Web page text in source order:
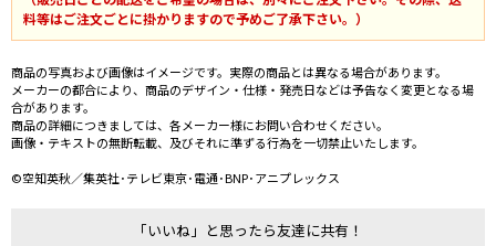
料等はご注文ごとに掛かりますので予めご了承下さい。）
商品の写真および画像はイメージです。実際の商品とは異なる場合があります。
メーカーの都合により、商品のデザイン・仕様・発売日などは予告なく変更となる場
合があります。
商品の詳細につきましては、各メーカー様にお問い合わせください。
画像・テキストの無断転載、及びそれに準ずる行為を一切禁止いたします。
©空知英秋／集英社･テレビ東京･電通･BNP･アニプレックス
「いいね」と思ったら友達に共有！